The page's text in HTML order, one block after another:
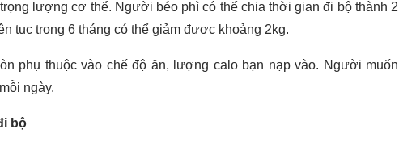
lượng cơ thể. Người béo phì có thể chia thời gian đi bộ thành 2
tục trong 6 tháng có thể giảm được khoảng 2kg.
phụ thuộc vào chế độ ăn, lượng calo bạn nạp vào. Người muốn
ngày.
bộ